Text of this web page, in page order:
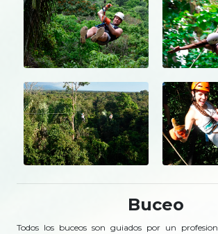
Buceo
Todos los buceos son guiados por un